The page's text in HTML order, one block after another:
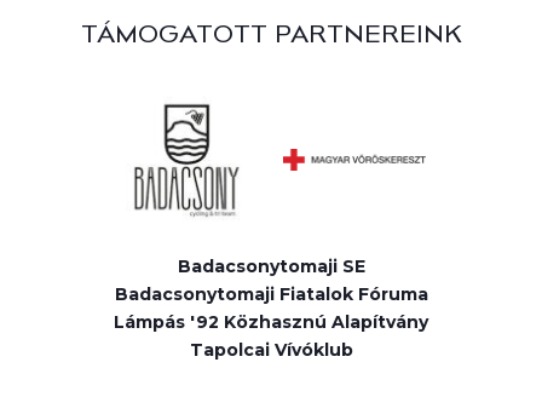
TÁMOGATOTT PARTNEREINK
Badacsonytomaji SE
Badacsonytomaji Fiatalok Fóruma
Lámpás '92 Közhasznú Alapítvány
Tapolcai Vívóklub